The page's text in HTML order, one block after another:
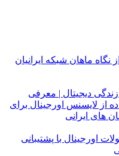
دیجیتال | معرفی
از لایسنس اورجینال برای
های ایرانی
اورجینال با پشتیبانی